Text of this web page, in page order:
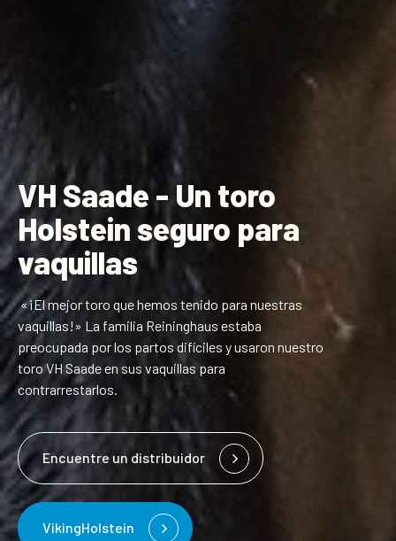
VH Saade - Un toro
Holstein seguro para
vaquillas
«¡El mejor toro que hemos tenido para nuestras
vaquillas!» La familia Reininghaus estaba
preocupada por los partos difíciles y usaron nuestro
toro VH Saade en sus vaquillas para
contrarrestarlos.
Encuentre un distribuidor
VikingHolstein